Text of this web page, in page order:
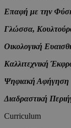
Επαφή με την
Γλώσσα,
Οικολογική
Καλλιτεχνική
Ψηφιακή Αφήγηση
Διαδραστική
Curriculum